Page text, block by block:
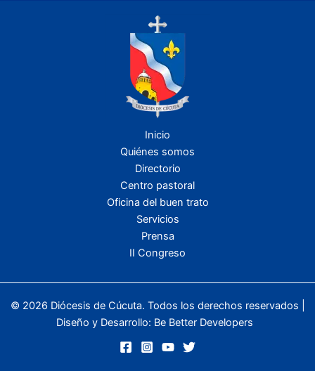
Inicio
Quiénes somos
Directorio
Centro pastoral
Oficina del buen trato
Servicios
Prensa
II Congreso
© 2026 Diócesis de Cúcuta. Todos los derechos reservados |
Diseño y Desarrollo: Be Better Developers